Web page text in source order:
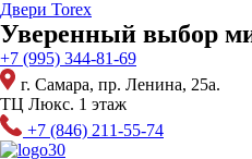
Перейти
к
содержимому
Двери Torex
Уверенный выбор
+7 (995) 344-81-69
г. Самара, пр. Ленина, 25а.
ТЦ Люкс. 1 этаж
+7 (846) 211-55-74